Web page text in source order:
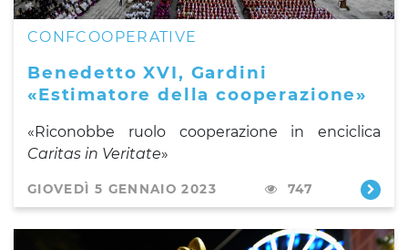
CONFCOOPERATIVE
Benedetto XVI, Gardini
«Estimatore della cooperazione»
«Riconobbe ruolo cooperazione in enciclica
Caritas in Veritate»
GIOVEDÌ 5 GENNAIO 2023 747